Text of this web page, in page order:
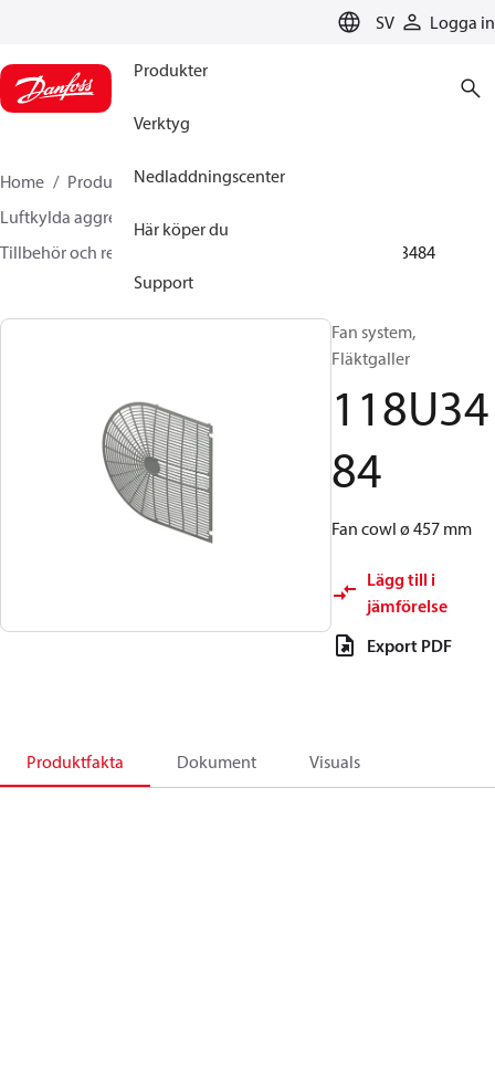
SV Logga in
Produkter
Verktyg
Nedladdningscenter
Här köper du
Support
Home Produkter
Climate Solutions for cooling
Luftkylda aggregat
Tillbehör och reservdelar till kondensaggregat
118U3484
Fan system,
Fläktgaller
118U34
84
Fan cowl ø 457 mm
Lägg till i
jämförelse
Export PDF
Produktfakta Dokument Visuals